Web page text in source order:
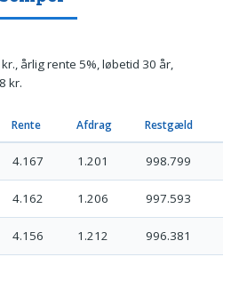
årlig rente 5%, løbetid 30 år,
kr.
Rente Afdrag Restgæld
4.167 1.201 998.799
4.162 1.206 997.593
4.156 1.212 996.381